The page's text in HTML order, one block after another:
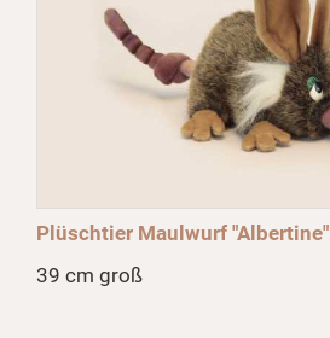
Plüschtier Maulwurf "Albertine"
39 cm groß